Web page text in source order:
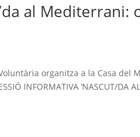
al Mediterrani:
organitza a la Casa del
INFORMATIVA ‘NASCUT/DA AL